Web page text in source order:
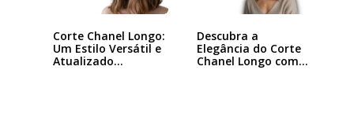
Corte Chanel Longo:
Um Estilo Versátil e
Atualizado…
Descubra a
Elegância do Corte
Chanel Longo com…